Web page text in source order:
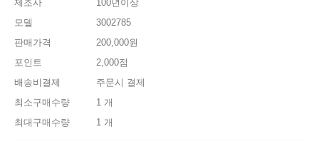
제조사
100년이상
모델
3002785
판매가격
200,000원
포인트
2,000점
배송비결제
주문시 결제
최소구매수량
1 개
최대구매수량
1 개